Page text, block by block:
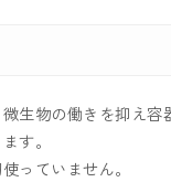
生物の働きを抑え
す。
っていません。